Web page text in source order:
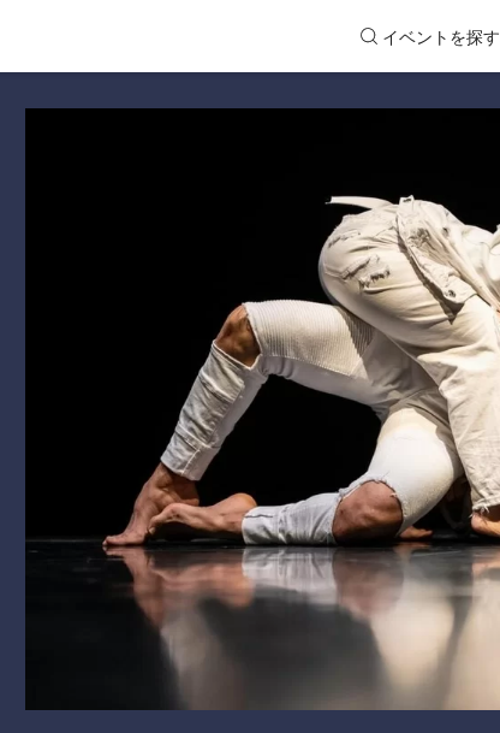
イベントを探す